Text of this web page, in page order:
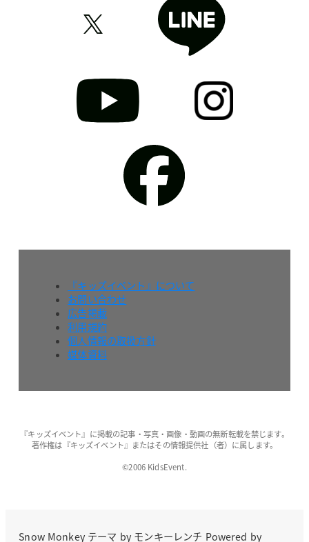
『キッズイベント』について
お問い合わせ
広告掲載
利用規約
個人情報の取扱方針
媒体資料
『キッズイベント』に掲載の記事・写真・画像・動画の無断転載を禁じます。
著作権は『キッズイベント』またはその情報提供社（者）に属します。
©2006 KidsEvent.
Snow Monkeyテーマ by モンキーレンチ Powered by